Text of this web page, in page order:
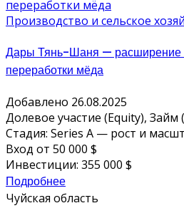
Производство и сельское
Дары Тянь-Шаня — расширение
переработки мёда
Добавлено 26.08.2025
Долевое участие (Equity), Займ
Стадия: Series A — рост и
Вход от 50 000 $
Инвестиции: 355 000 $
Подробнее
Чуйская область